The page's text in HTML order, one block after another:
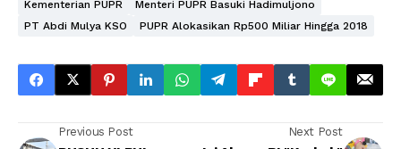
Kementerian PUPR
Menteri PUPR Basuki Hadimuljono
PT Abdi Mulya KSO
PUPR Alokasikan Rp500 Miliar Hingga 2018
Previous Post Next Post